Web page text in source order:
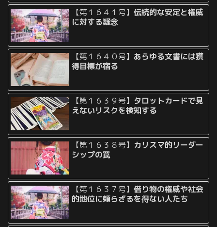
【第１６４１号】伝統的な安定と権威
に対する疑念
【第１６４０号】 あらゆる文書には獲
得目標が宿る
【第１６３９号】 タロットカードで見
えないリスクを検知する
【第１６３８号】 カリスマ的リーダー
シップの罠
【第１６３７号】借り物の権威や社会
的地位に頼らざるを得ない人たち